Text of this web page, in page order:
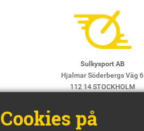
Sulkysport AB
Hjalmar Söderbergs Väg 6
112 14 STOCKHOLM
Chefredaktör & ansvarig utgivare:
Cookies på